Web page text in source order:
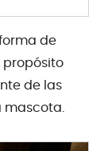
de
propósito
de las
mascota.